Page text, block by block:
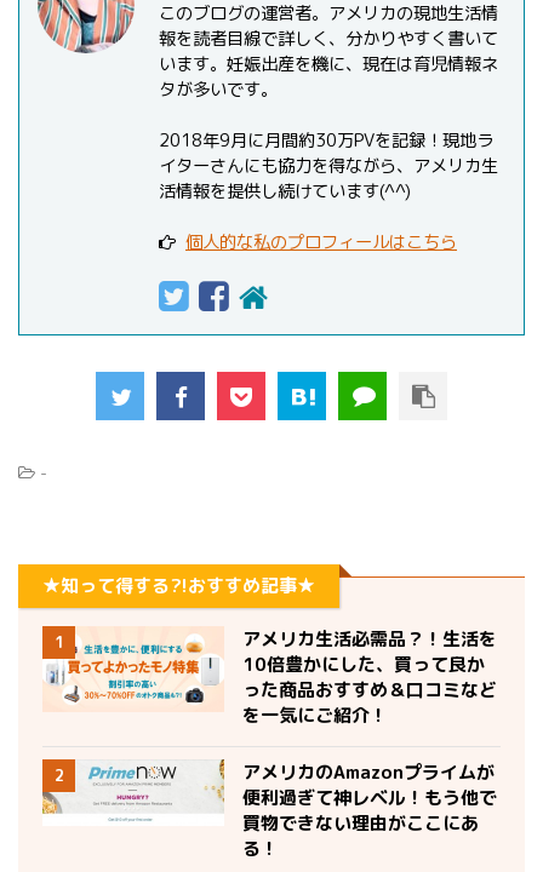
このブログの運営者。アメリカの現地生活情
報を読者目線で詳しく、分かりやすく書いて
います。妊娠出産を機に、現在は育児情報ネ
タが多いです。
2018年9月に月間約30万PVを記録！現地ラ
イターさんにも協力を得ながら、アメリカ生
活情報を提供し続けています(^^)
個人的な私のプロフィールはこちら
-
★知って得する?!おすすめ記事★
1
アメリカ生活必需品？！生活を
10倍豊かにした、買って良か
った商品おすすめ＆口コミなど
を一気にご紹介！
2
アメリカのAmazonプライムが
便利過ぎて神レベル！もう他で
買物できない理由がここにあ
る！